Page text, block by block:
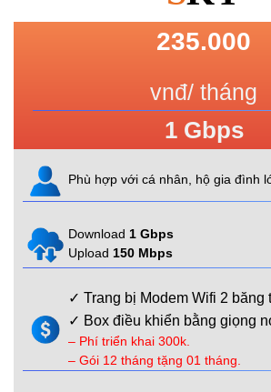
235.000
vnđ/ tháng
1Gbps
Phù hợp với cá nhân, hộ gia đình
Download 1 Gbps
Upload 150 Mbps
✓ Trang bị Modem Wifi 2 băng
✓ Box điều khiển bằng giọng
– Phí triển khai 300k.
– Gói 12 tháng tặng 01 tháng.